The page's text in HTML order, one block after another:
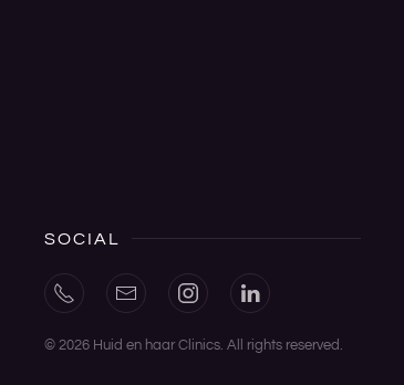
SOCIAL
© 2026 Huid en haar Clinics. All rights reserved.